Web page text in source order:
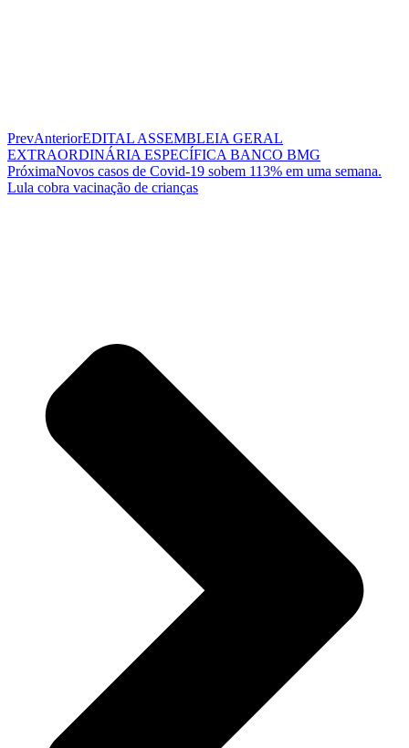
PrevAnteriorEDITAL ASSEMBLEIA GERAL
EXTRAORDINÁRIA ESPECÍFICA BANCO BMG
PróximaNovos casos de Covid-19 sobem 113% em uma semana.
Lula cobra vacinação de crianças